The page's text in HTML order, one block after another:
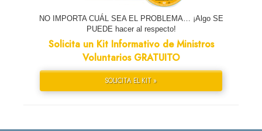
NO IMPORTA CUÁL SEA EL PROBLEMA… ¡Algo SE
PUEDE hacer al respecto!
Solicita un Kit Informativo de Ministros
Voluntarios GRATUITO
SOLICITA EL KIT »